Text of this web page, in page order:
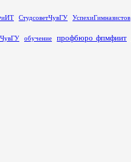
СтудсоветЧувГУ УспехиГимназистов
обучение профбюро_фпмфиит